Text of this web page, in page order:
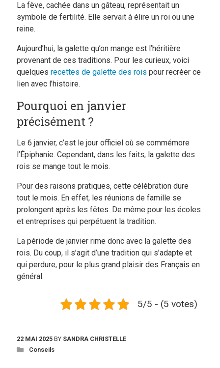
La fève, cachée dans un gâteau, représentait un
symbole de fertilité. Elle servait à élire un roi ou une
reine.
Aujourd’hui, la galette qu’on mange est l’héritière
provenant de ces traditions. Pour les curieux, voici
quelques recettes de galette des rois pour recréer ce
lien avec l’histoire.
Pourquoi en janvier
précisément ?
Le 6 janvier, c’est le jour officiel où se commémore
l’Épiphanie. Cependant, dans les faits, la galette des
rois se mange tout le mois.
Pour des raisons pratiques, cette célébration dure
tout le mois. En effet, les réunions de famille se
prolongent après les fêtes. De même pour les écoles
et entreprises qui perpétuent la tradition.
La période de janvier rime donc avec la galette des
rois. Du coup, il s’agit d’une tradition qui s’adapte et
qui perdure, pour le plus grand plaisir des Français en
général.
5/5 - (5 votes)
22 MAI 2025BY SANDRA CHRISTELLE
Conseils